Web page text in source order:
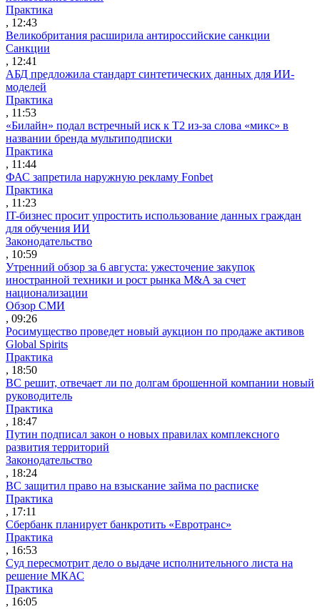
Практика
, 12:43
Великобритания расширила антироссийские санкции
Санкции
, 12:41
АБД предложила стандарт синтетических данных для ИИ-
моделей
Практика
, 11:53
«Билайн» подал встречный иск к Т2 из-за слова «микс» в
названии бренда мультиподписки
Практика
, 11:44
ФАС запретила наружную рекламу Fonbet
Практика
, 11:23
IT-бизнес просит упростить использование данных граждан
для обучения ИИ
Законодательство
, 10:59
Утренний обзор за 6 августа: ужесточение закупок
иностранной техники и рост рынка M&A за счет
национализации
Обзор СМИ
, 09:26
Росимущество проведет новый аукцион по продаже активов
Global Spirits
Практика
, 18:50
ВС решит, отвечает ли по долгам брошенной компании новый
руководитель
Практика
, 18:47
Путин подписал закон о новых правилах комплексного
развития территорий
Законодательство
, 18:24
ВС защитил право на взыскание займа по расписке
Практика
, 17:11
Сбербанк планирует банкротить «Евротранс»
Практика
, 16:53
Суд пересмотрит дело о выдаче исполнительного листа на
решение МКАС
Практика
, 16:05